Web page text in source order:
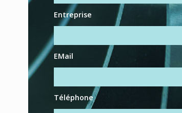
Entreprise
EMail
Téléphone